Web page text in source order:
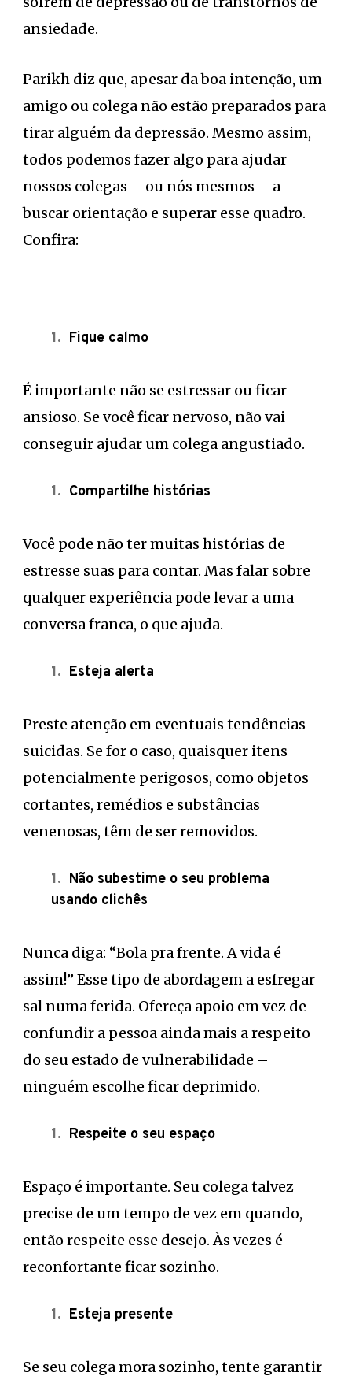
ansiedade.
Parikh diz que, apesar da boa intenção, um
amigo ou colega não estão preparados para
tirar alguém da depressão. Mesmo assim,
todos podemos fazer algo para ajudar
nossos colegas – ou nós mesmos – a
buscar orientação e superar esse quadro.
Confira:
Fique calmo
É importante não se estressar ou ficar
ansioso. Se você ficar nervoso, não vai
conseguir ajudar um colega angustiado.
Compartilhe histórias
Você pode não ter muitas histórias de
estresse suas para contar. Mas falar sobre
qualquer experiência pode levar a uma
conversa franca, o que ajuda.
Esteja alerta
Preste atenção em eventuais tendências
suicidas. Se for o caso, quaisquer itens
potencialmente perigosos, como objetos
cortantes, remédios e substâncias
venenosas, têm de ser removidos.
Não subestime o seu problema
usando clichês
Nunca diga: “Bola pra frente. A vida é
assim!” Esse tipo de abordagem a esfregar
sal numa ferida. Ofereça apoio em vez de
confundir a pessoa ainda mais a respeito
do seu estado de vulnerabilidade –
ninguém escolhe ficar deprimido.
Respeite o seu espaço
Espaço é importante. Seu colega talvez
precise de um tempo de vez em quando,
então respeite esse desejo. Às vezes é
reconfortante ficar sozinho.
Esteja presente
Se seu colega mora sozinho, tente garantir